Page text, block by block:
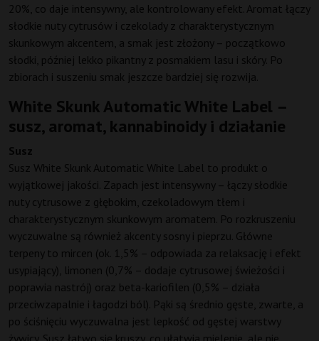
20%, co daje intensywny, ale kontrolowany efekt. Aromat łączy
słodkie nuty cytrusów i czekolady z charakterystycznym
skunkowym akcentem, a smak jest złożony – początkowo
słodki, później lekko pikantny z posmakiem lasu i skóry. Po
zbiorach i suszeniu smak jeszcze bardziej się rozwija.
White Skunk Automatic White Label –
susz, aromat, kannabinoidy i działanie
Susz
Susz White Skunk Automatic White Label to produkt o
wyjątkowej jakości. Zapach jest intensywny – łączy słodkie
nuty cytrusowe z głębokim, czekoladowym tłem i
charakterystycznym skunkowym aromatem. Po rozkruszeniu
wyczuwalne są również akcenty sosny i pieprzu. Główne
terpeny to mircen (ok. 1,5% – odpowiada za relaksację i efekt
usypiający), limonen (0,7% – dodaje cytrusowej świeżości i
poprawia nastrój) oraz beta-kariofilen (0,5% – działa
przeciwzapalnie i łagodzi ból). Pąki są średnio gęste, zwarte, a
po ściśnięciu wyczuwalna jest lepkość od gęstej warstwy